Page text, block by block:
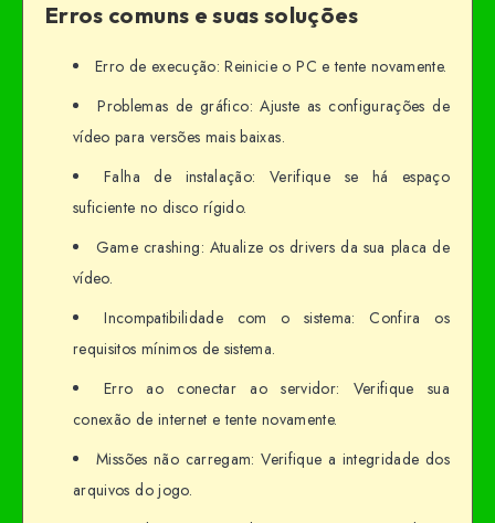
Erros comuns e suas soluções
Erro de execução: Reinicie o PC e tente novamente.
Problemas de gráfico: Ajuste as configurações de
vídeo para versões mais baixas.
Falha de instalação: Verifique se há espaço
suficiente no disco rígido.
Game crashing: Atualize os drivers da sua placa de
vídeo.
Incompatibilidade com o sistema: Confira os
requisitos mínimos de sistema.
Erro ao conectar ao servidor: Verifique sua
conexão de internet e tente novamente.
Missões não carregam: Verifique a integridade dos
arquivos do jogo.